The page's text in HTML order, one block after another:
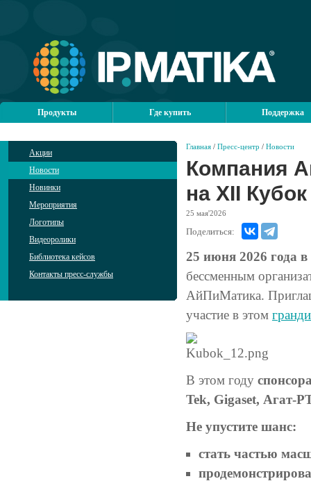
Продукты Где купить Поддержка
Акции
Новости
Новинки
Мероприятия
Логотипы
Видеоролики
Библиотека кейсов
Контакты пресс-службы
Главная / Пресс-центр / Новости
Компания
на XII
25 мая'2026
Поделиться:
25 июня 2026 года
бессменным
АйПиМатика.
участие в этом
В этом году
Tek, Gigaset, Агат-
Не упустите шанс:
стать частью